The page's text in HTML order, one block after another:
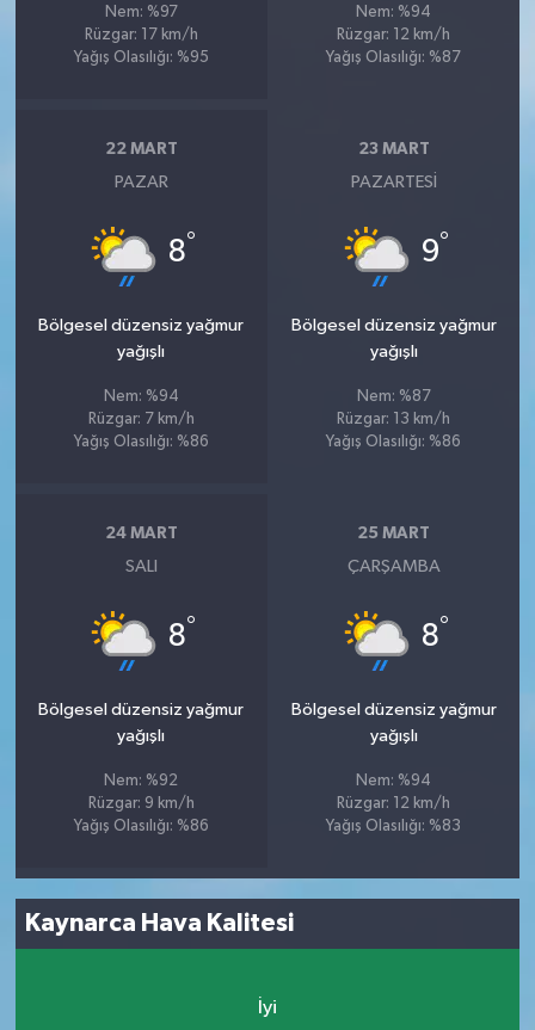
Nem: %97
Rüzgar: 17 km/h
Yağış Olasılığı: %95
Nem: %94
Rüzgar: 12 km/h
Yağış Olasılığı: %87
22 MART
PAZAR
8°
Bölgesel düzensiz yağmur
yağışlı
Nem: %94
Rüzgar: 7 km/h
Yağış Olasılığı: %86
23 MART
PAZARTESI
9°
Bölgesel düzensiz yağmur
yağışlı
Nem: %87
Rüzgar: 13 km/h
Yağış Olasılığı: %86
24 MART
SALI
8°
Bölgesel düzensiz yağmur
yağışlı
Nem: %92
Rüzgar: 9 km/h
Yağış Olasılığı: %86
25 MART
ÇARŞAMBA
8°
Bölgesel düzensiz yağmur
yağışlı
Nem: %94
Rüzgar: 12 km/h
Yağış Olasılığı: %83
Kaynarca Hava Kalitesi
İyi